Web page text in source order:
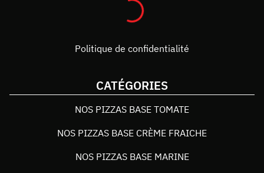
Politique de confidentialité
CATÉGORIES
NOS PIZZAS BASE TOMATE
NOS PIZZAS BASE CRÈME FRAICHE
NOS PIZZAS BASE MARINE